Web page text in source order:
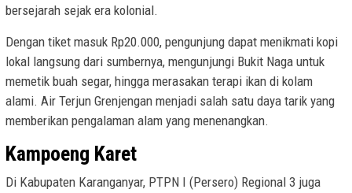
bersejarah sejak era kolonial.
Dengan tiket masuk Rp20.000, pengunjung dapat menikmati kopi
lokal langsung dari sumbernya, mengunjungi Bukit Naga untuk
memetik buah segar, hingga merasakan terapi ikan di kolam
alami. Air Terjun Grenjengan menjadi salah satu daya tarik yang
memberikan pengalaman alam yang menenangkan.
Kampoeng Karet
Di Kabupaten Karanganyar, PTPN I (Persero) Regional 3 juga